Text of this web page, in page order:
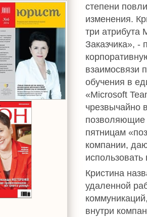
степени
изменения.
три атрибута
Заказчика», -
взаимосвязи
обучения в
«Microsoft
чрезвычайно
позволяющие
пятницам
компании,
Кристина
удаленной
внутри